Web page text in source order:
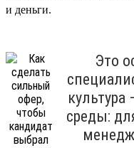
и деньги.
Это
среды: